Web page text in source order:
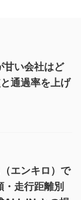
甘い会社はど
通過率を上げ
エンキロ）で
走行距離別